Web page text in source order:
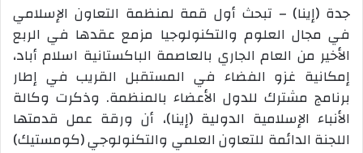
جدة (إينا) – تبحث أول قمة لمنظمة التعاون الإسلامي
في مجال العلوم والتكنولوجيا مزمع عقدها في الربع
الأخير من العام الجاري بالعاصمة الباكستانية اسلام أباد،
إمكانية غزو الفضاء في المستقبل القريب في إطار
برنامج مشترك للدول الأعضاء بالمنظمة. وذكرت وكالة
الأنباء الإسلامية الدولية (إينا)، أن ورقة عمل قدمتها
اللجنة الدائمة للتعاون العلمي والتكنولوجي (كومستيك)